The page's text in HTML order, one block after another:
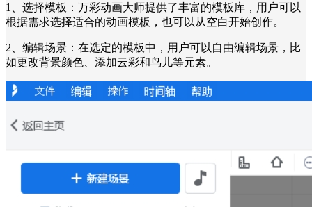
1、选择模板：万彩动画大师提供了丰富的模板库，用户可以
根据需求选择适合的动画模板，也可以从空白开始创作。
2、编辑场景：在选定的模板中，用户可以自由编辑场景，比
如更改背景颜色、添加云彩和鸟儿等元素。